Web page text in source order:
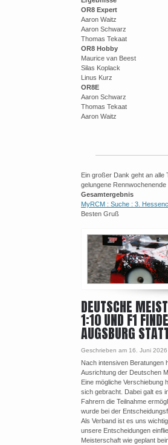
OR8 Expert
Aaron Waitz
Aaron Schwarz
Thomas Tekaat
OR8 Hobby
Maurice van Beest
Silas Koplack
Linus Kurz
OR8E
Aaron Schwarz
Thomas Tekaat
Aaron Waitz
Ein großer Dank geht an alle
gelungene
Gesamtergebnis
MyRCM : Suche : 3.
Besten Gruß
DEUTSCHE
1:10 UND F1
AUGSBURG
Geschrieben am 16. Juni
Nach intensiven Beratungen
Ausrichtung der Deutschen
Eine mögliche Verschiebung
sich gebracht. Dabei galt es
Fahrern die Teilnahme
wurde bei der
Als Verband ist es uns
unsere Entscheidungen
Meisterschaft wie geplant